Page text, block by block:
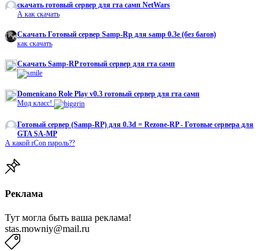
скачать готовый сервер для гта самп NetWars
А как скачать
Cкачать Готовый сервер Samp-Rp для samp 0.3e (без багов)
как скачать
Скачать Samp-RP готовый сервер для гта самп
Domenicano Role Play v0.3 готовый сервер для гта самп
Мод класс!
Готовый сервер (Samp-RP) для 0.3d = Rezone-RP - Готовые сервера для
GTA SA-MP
А какой rCon пароль??
Реклама
Тут могла быть ваша реклама!
stas.mowniy@mail.ru